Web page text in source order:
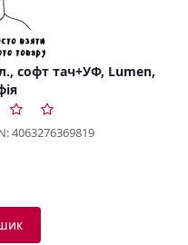
софт тач+УФ, Lumen,
4063276369819